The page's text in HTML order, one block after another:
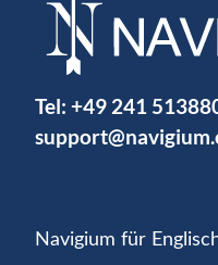
Tel: +49 241
Navigium für